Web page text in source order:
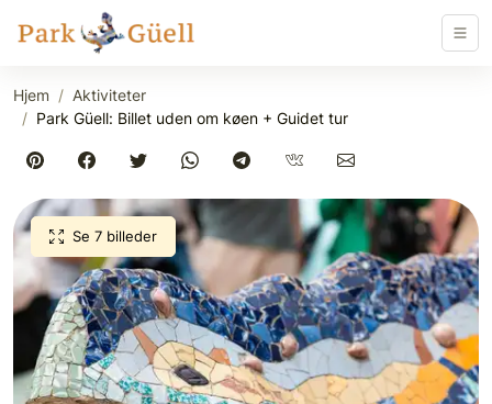
Hjem
Aktiviteter
Park Güell: Billet uden om køen + Guidet tur
Se 7 billeder